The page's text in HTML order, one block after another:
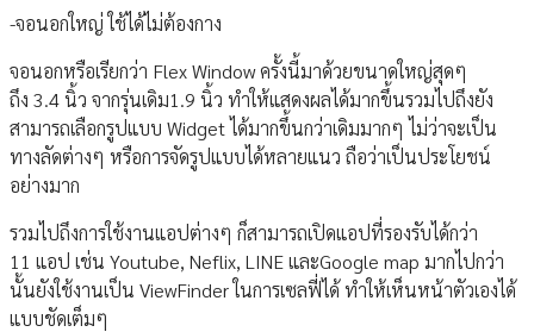
-จอนอกใหญ่ ใช้ได้ไม่ต้องกาง
จอนอกหรือเรียกว่า Flex Window ครั้งนี้มาด้วยขนาดใหญ่สุดๆ
ถึง 3.4 นิ้ว จากรุ่นเดิม1.9 นิ้ว ทำให้แสดงผลได้มากขึ้นรวมไปถึงยัง
สามารถเลือกรูปแบบ Widget ได้มากขึ้นกว่าเดิมมากๆ ไม่ว่าจะเป็น
ทางลัดต่างๆ หรือการจัดรูปแบบได้หลายแนว ถือว่าเป็นประโยชน์
อย่างมาก
รวมไปถึงการใช้งานแอปต่างๆ ก็สามารถเปิดแอปที่รองรับได้กว่า
11 แอป เช่น Youtube, Neflix, LINE และGoogle map มากไปกว่า
นั้นยังใช้งานเป็น ViewFinder ในการเซลฟี่ได้ ทำให้เห็นหน้าตัวเองได้
แบบชัดเต็มๆ